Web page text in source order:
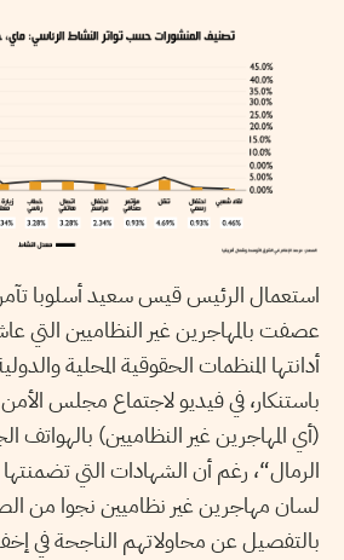
استعمال الرئيس قيس سعيد أسلوبا
عصفت بالمهاجرين غير النظاميين التي
أدانتها المنظمات الحقوقية المحلية
باستنكار، في فيديو لاجتماع مجلس
(أي المهاجرين غير النظاميين) بالهواتف
الرمال“، رغم أن الشهادات التي تضمنتها
لسان مهاجرين غير نظاميين نجوا من
بالتفصيل عن محاولاتهم الناجحة في